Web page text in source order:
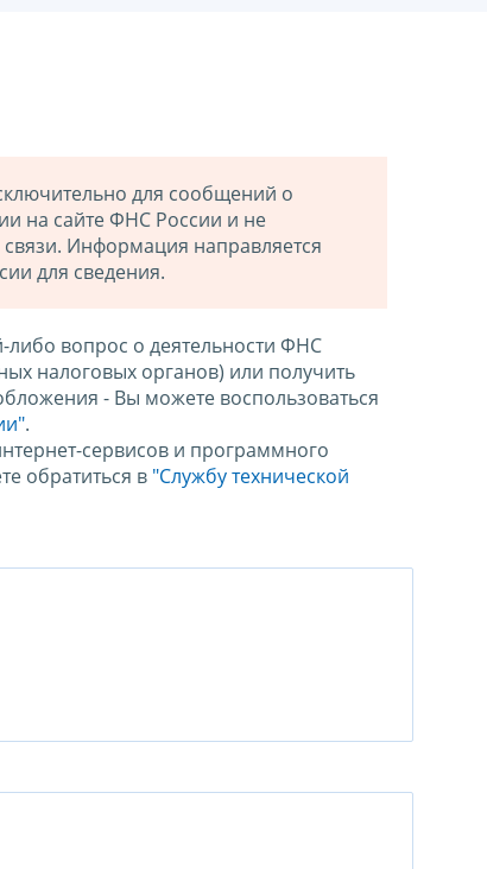
для сообщений о
на сайте ФНС России и не
Информация направляется
для сведения.
либо вопрос о деятельности ФНС
налоговых органов) или получить
- Вы можете воспользоваться
.
сервисов и программного
обратиться в "Службу технической